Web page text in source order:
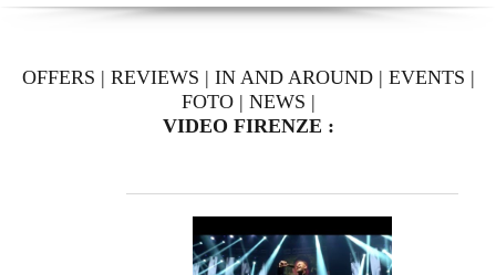
OFFERS | REVIEWS | IN AND AROUND| EVENTS |
FOTO| NEWS |
VIDEO FIRENZE :